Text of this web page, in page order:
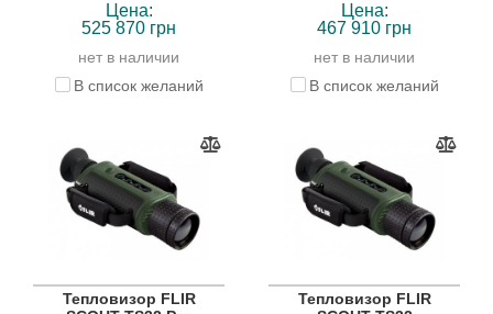
Цена:
525 870 грн
нет в наличии
В список желаний
Цена:
467 910 грн
нет в наличии
В список желаний
Тепловизор FLIR
Тепловизор FLIR